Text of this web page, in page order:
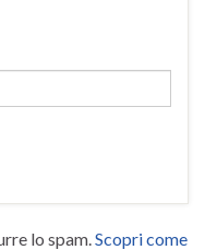
lo spam. Scopri come